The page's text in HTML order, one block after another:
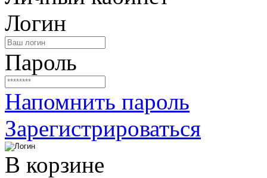
Логин
Пароль
Напомнить пароль
Зарегистрироваться
В корзине